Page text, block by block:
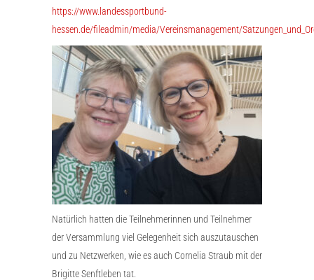
https://www.landessportbund-
hessen.de/fileadmin/media/Vereinsmanagement/
Natürlich hatten die Teilnehmerinnen und Teilnehmer
der Versammlung viel Gelegenheit sich auszutauschen
und zu Netzwerken, wie es auch Cornelia Straub mit der
Brigitte Senftleben tat.